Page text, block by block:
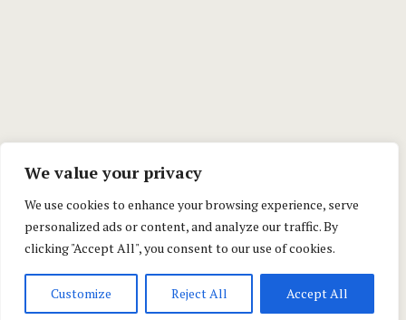
We value your privacy
We use cookies to enhance your browsing experience, serve
personalized ads or content, and analyze our traffic. By
clicking "Accept All", you consent to our use of cookies.
Customize Reject All Accept All